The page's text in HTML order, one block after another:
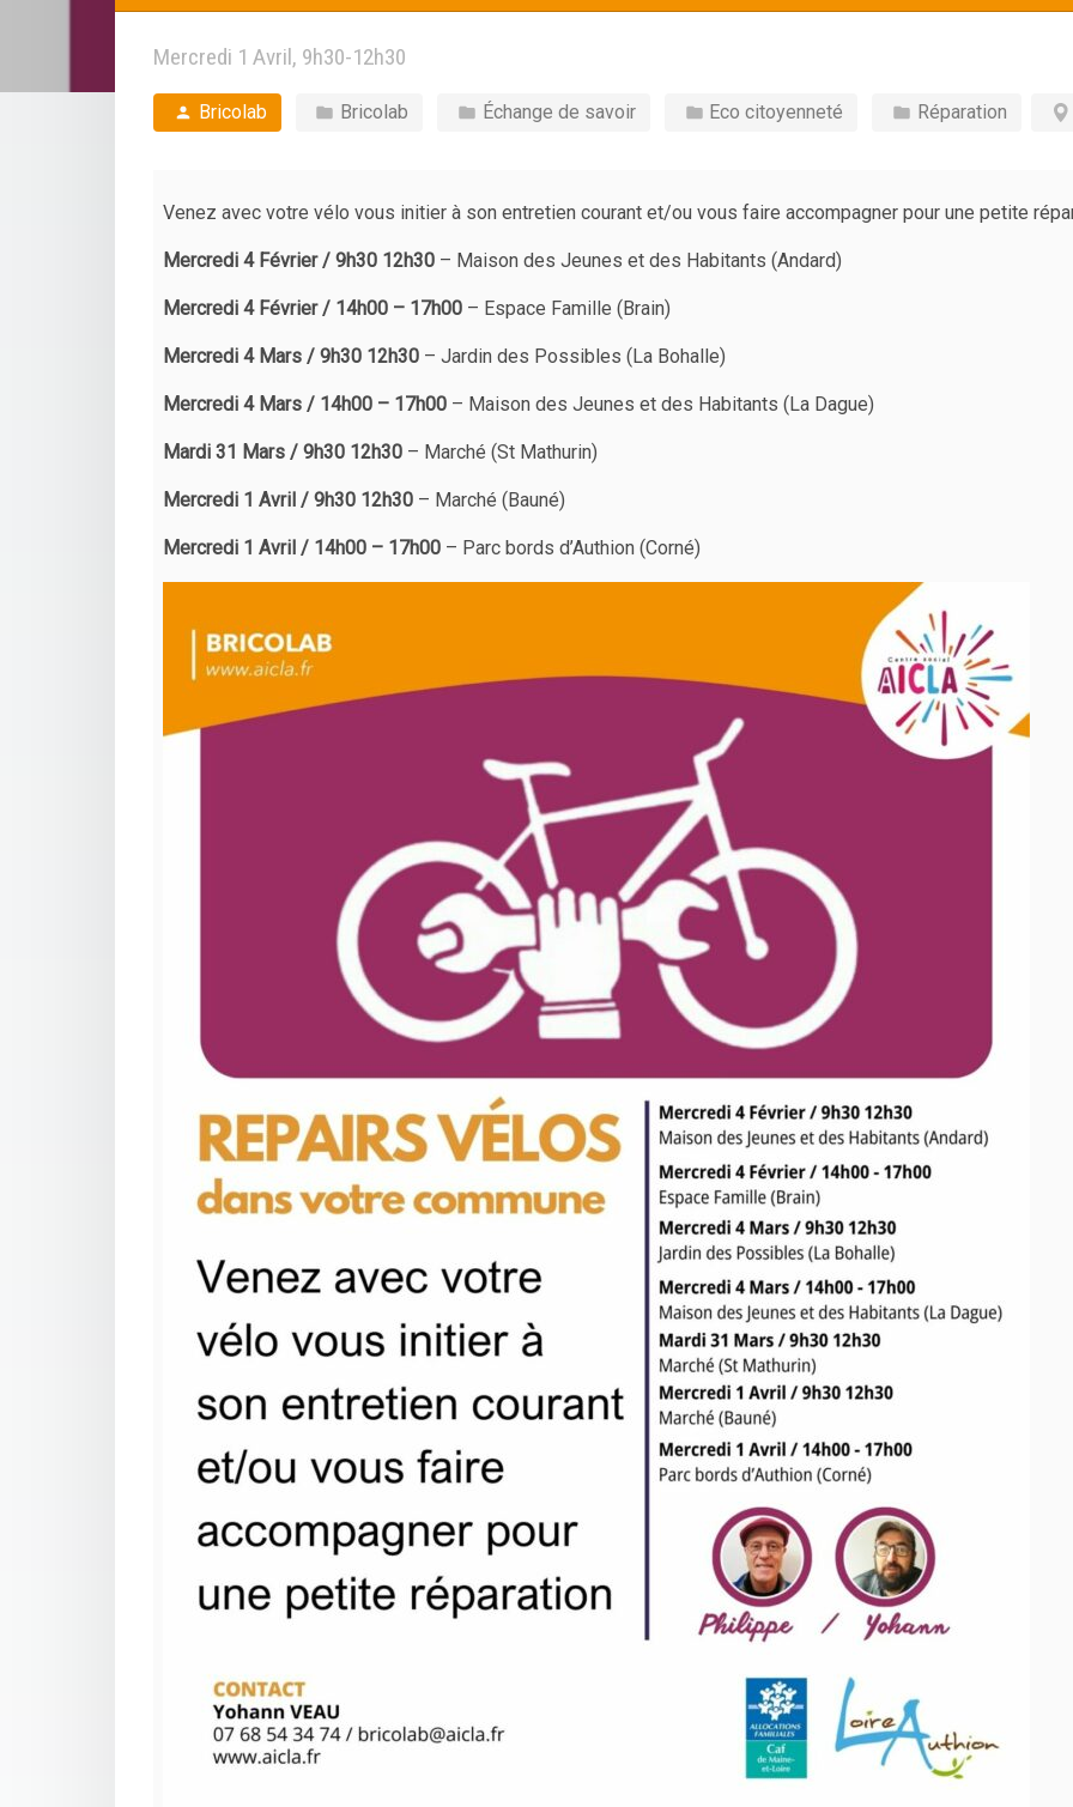
Mercredi 1 Avril, 9h30-12h30
Bricolab Bricolab Échange de savoir Eco citoyenneté Réparation
Venez avec votre vélo vous initier à son entretien courant et/ou vous faire accompagner pour une petite
Mercredi 4 Février / 9h30 12h30 – Maison des Jeunes et des Habitants (Andard)
Mercredi 4 Février / 14h00 – 17h00 – Espace Famille (Brain)
Mercredi 4 Mars / 9h30 12h30 – Jardin des Possibles (La Bohalle)
Mercredi 4 Mars / 14h00 – 17h00 – Maison des Jeunes et des Habitants (La Dague)
Mardi 31 Mars / 9h30 12h30 – Marché (St Mathurin)
Mercredi 1 Avril / 9h30 12h30 – Marché (Bauné)
Mercredi 1 Avril / 14h00 – 17h00 – Parc bords d’Authion (Corné)